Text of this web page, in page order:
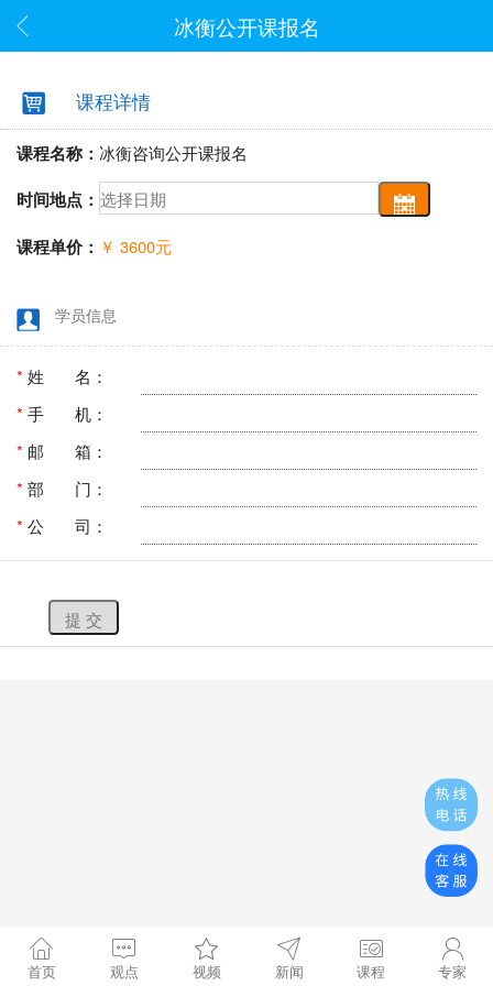
冰衡公开课报名
课程详情
课程名称： 冰衡咨询公开课报名
时间地点：
课程单价： ￥ 3600元
学员信息
* 姓 名：
* 手 机：
* 邮 箱：
* 部 门：
* 公 司：
提 交
首页 观点 视频 新闻 课程 专家